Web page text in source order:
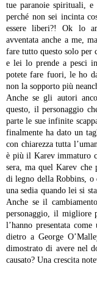
tue paranoie spirituali,
perché non sei incinta
essere liberi?! Ok lo
avventata anche a me,
fare tutto questo solo per
e lei lo prende a pesci
potete fare fuori, le ho
non la sopporto più
Anche se gli autori
questo, il personaggio
parte le sue infinite
finalmente ha dato un
con chiarezza tutta
è più il Karev immaturo
sera, ma quel Karev che
di legno della Robbins, o
una sedia quando lei si
Anche se il
personaggio, il migliore
l’hanno presentata
dietro a George
dimostrato di avere nel
causato? Una crescita